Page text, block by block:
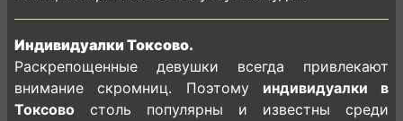
Индивидуалки Токсово.
Раскрепощенные девушки всегда привлекают
внимание скромниц. Поэтому индивидуалки в
Токсово столь популярны и известны среди